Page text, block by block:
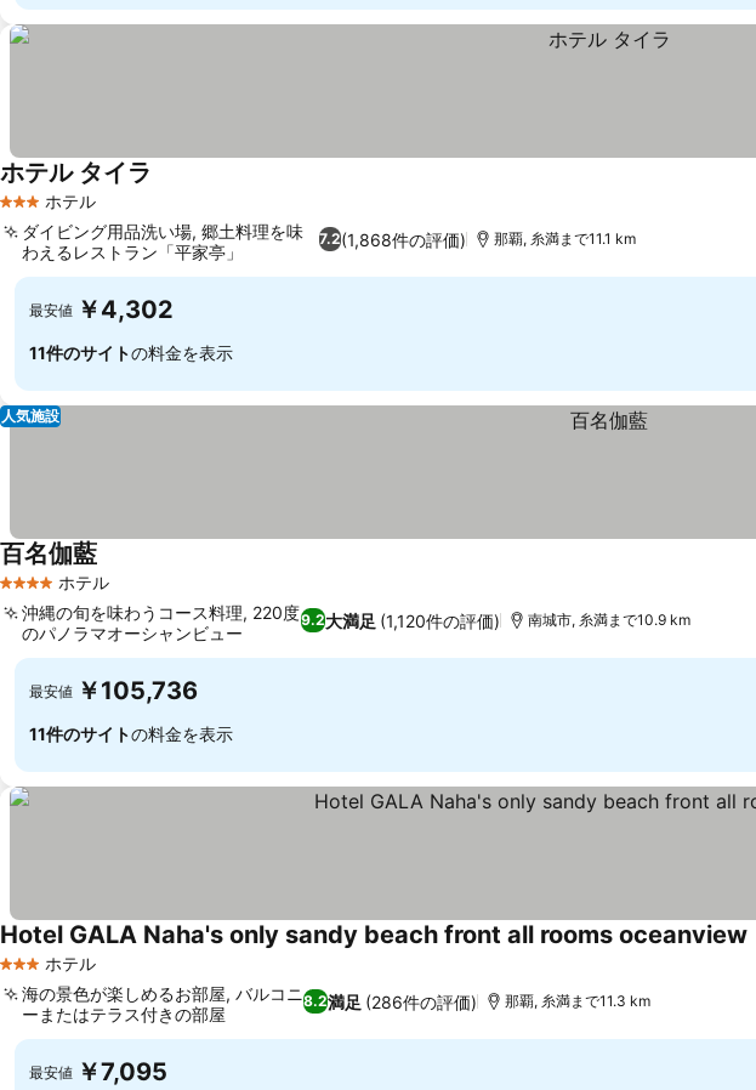
3 ホテルのランク
ホテル
ホテル タイラ
7.2(1,868件の評価)
ダイビング用品洗い場, 郷土料理を味
わえるレストラン「平家亭」
那覇, 糸満まで11.1 km
最安値 ￥4,302
11件のサイトの料金を表示
人気施設
4 ホテルのランク
ホテル
百名伽藍料金を表示
9.2大満足 (1,120件の評価)
沖縄の旬を味わうコース料理, 220度
のパノラマオーシャンビュー
南城市, 糸満まで10.9 km
最安値 ￥105,736
11件のサイトの料金を表示
3 ホテルのランク
ホテル
Hotel GALA Naha's only sandy beach front all rooms oceanview
8.2満足 (286件の評価)
海の景色が楽しめるお部屋, バルコニ
ーまたはテラス付きの部屋
那覇, 糸満まで11.3 km
最安値 ￥7,095